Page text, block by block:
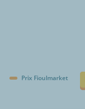
Prix Fioulmarket